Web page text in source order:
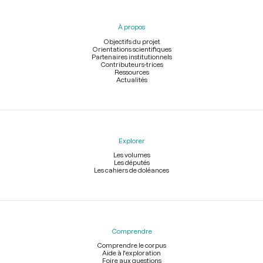
À propos
Objectifs du projet
Orientations scientifiques
Partenaires institutionnels
Contributeurs-trices
Ressources
Actualités
Explorer
Les volumes
Les députés
Les cahiers de doléances
Comprendre
Comprendre le corpus
Aide à l'exploration
Foire aux questions